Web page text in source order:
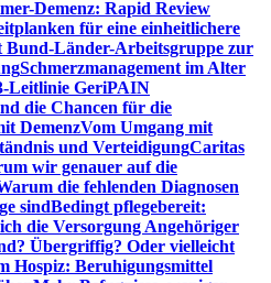
Demenz: Rapid Review
für eine einheitlichere
Länder-Arbeitsgruppe zur
Schmerzmanagement im Alter
Leitlinie GeriPAIN
die Chancen für die
DemenzVom Umgang mit
und VerteidigungCaritas
wir genauer auf die
die fehlenden Diagnosen
sindBedingt pflegebereit:
die Versorgung Angehöriger
Übergriffig? Oder vielleicht
Hospiz: Beruhigungsmittel